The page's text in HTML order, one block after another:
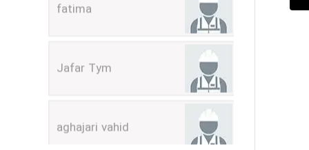
Jafar Tym
aghajari vahid
Poubakhtiari